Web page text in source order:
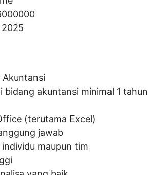
2025
Akuntansi
bidang akuntansi minimal 1 tahun
(terutama Excel)
jawab
maupun tim